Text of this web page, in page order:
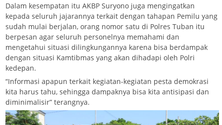
Dalam kesempatan itu AKBP Suryono juga mengingatkan
kepada seluruh jajarannya terkait dengan tahapan Pemilu yang
sudah mulai berjalan, orang nomor satu di Polres Tuban itu
berpesan agar seluruh personelnya memahami dan
mengetahui situasi dilingkungannya karena bisa berdampak
dengan situasi Kamtibmas yang akan dihadapi oleh Polri
kedepan.
“Informasi apapun terkait kegiatan-kegiatan pesta demokrasi
kita harus tahu, sehingga dampaknya bisa kita antisipasi dan
diminimalisir” terangnya.